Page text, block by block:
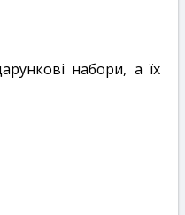
набори, а їх